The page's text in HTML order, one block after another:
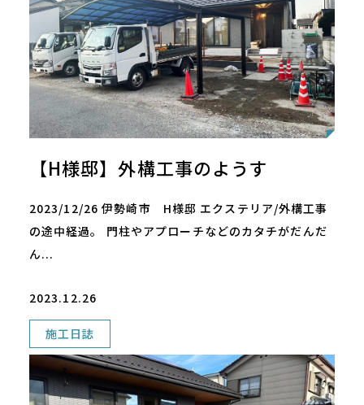
【H様邸】外構工事のようす
2023/12/26 伊勢崎市 H様邸 エクステリア/外構工事
の途中経過。 門柱やアプローチなどのカタチがだんだ
ん...
2023.12.26
施工日誌